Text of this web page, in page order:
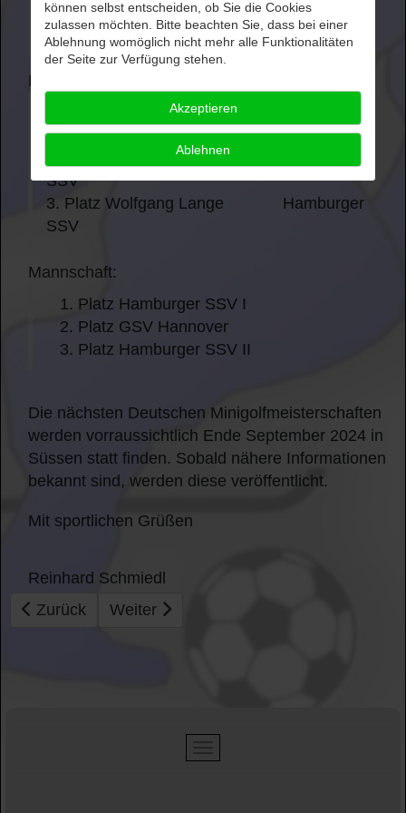
2. Platz Katja Klahold SSC Kassel
3. Platz Birgit Späte GSV Hannover
Herreneinzel:
1. Platz Dieter Kretschmer Hamburger
SSV
2. Platz Bernd Ruhnau Hamburger
SSV
3. Platz Wolfgang Lange Hamburger
SSV
Mannschaft:
1. Platz Hamburger SSV I
2. Platz GSV Hannover
3. Platz Hamburger SSV II
Die nächsten Deutschen Minigolfmeisterschaften
werden vorraussichtlich Ende September 2024 in
Süssen statt finden. Sobald nähere Informationen
bekannt sind, werden diese veröffentlicht.
Mit sportlichen Grüßen
Reinhard Schmiedl
Vorheriger Beitrag: Live-Ticker auch für die 24.
Zurück Nächster Beitrag: DM Minigolf Liveticker
Weiter
können selbst entscheiden, ob Sie die Cookies
zulassen möchten. Bitte beachten Sie, dass bei einer
Ablehnung womöglich nicht mehr alle Funktionalitäten
der Seite zur Verfügung stehen.
Akzeptieren
Ablehnen